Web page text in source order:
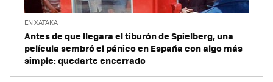
EN XATAKA
Antes de que llegara el tiburón de Spielberg, una
película sembró el pánico en España con algo más
simple: quedarte encerrado